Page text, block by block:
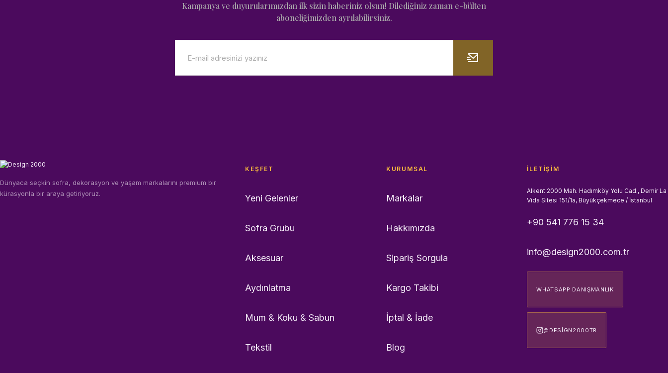
Kampanya ve duyurularımızdan ilk sizin haberiniz olsun! Dilediğiniz zaman e-bülten
aboneliğimizden ayrılabilirsiniz.
Dünyaca seçkin sofra, dekorasyon ve yaşam markalarını premium bir
kürasyonla bir araya getiriyoruz.
KEŞFET
Yeni Gelenler
Sofra Grubu
Aksesuar
Aydınlatma
Mum & Koku & Sabun
Tekstil
KURUMSAL
Markalar
Hakkımızda
Sipariş Sorgula
Kargo Takibi
İptal & İade
Blog
İLETIŞIM
Alkent 2000 Mah. Hadımköy Yolu Cad., Demir La
Vida Sitesi 151/1a, Büyükçekmece / İstanbul
+90 541 776 15 34
info@design2000.com.tr
WHATSAPP DANIŞMANLIK
@DESIGN2000TR